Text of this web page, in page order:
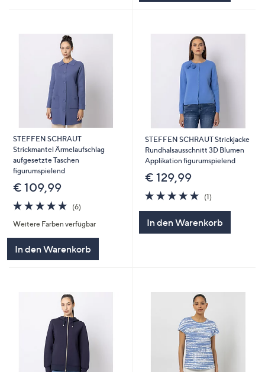
STEFFEN SCHRAUT
Strickmantel Ärmelaufschlag
aufgesetzte Taschen
figurumspielend
€ 109,99
5.0
von
5
(6)6
Weitere Farben verfügbar
In den Warenkorb
STEFFEN SCHRAUT Strickjacke
Rundhalsausschnitt 3D Blumen
Applikation figurumspielend
€ 129,99
5.0
von
(1)1
In den Warenkorb